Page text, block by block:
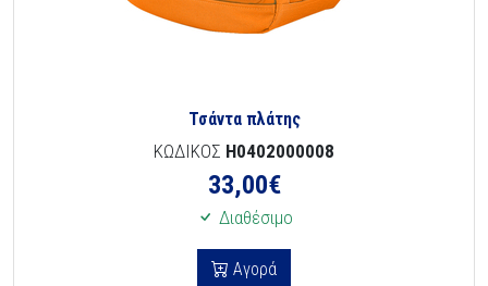
Τσάντα πλάτης
ΚΩΔΙΚΟΣ H0402000008
33,00€
Διαθέσιμο
Αγορά